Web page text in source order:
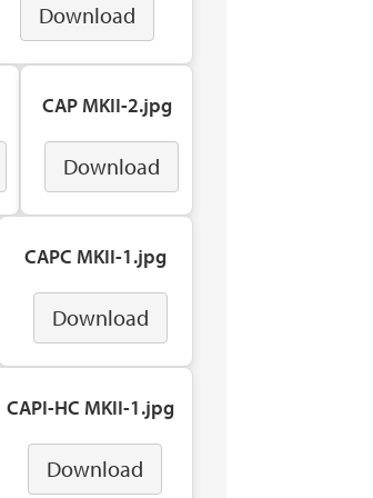
Download
CAP MKII-2.jpg
Download
CAPC MKII-1.jpg
Download
CAPI-HC MKII-1.jpg
Download